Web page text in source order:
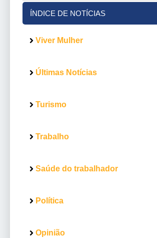
ÍNDICE DE NOTÍCIAS
Viver Mulher
Últimas Notícias
Turismo
Trabalho
Saúde do trabalhador
Política
Opinião